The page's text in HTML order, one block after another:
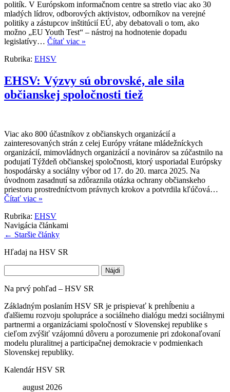
politík. V Európskom informačnom centre sa stretlo viac ako 30
mladých lídrov, odborových aktivistov, odborníkov na verejné
politiky a zástupcov inštitúcií EÚ, aby debatovali o tom, ako
možno „EU Youth Test“ – nástroj na hodnotenie dopadu
legislatívy… Čítať viac »
Rubrika: EHSV
EHSV: Výzvy sú obrovské, ale sila
občianskej spoločnosti tiež
Viac ako 800 účastníkov z občianskych organizácií a
zainteresovaných strán z celej Európy vrátane mládežníckych
organizácií, mimovládnych organizácií a novinárov sa zúčastnilo na
podujatí Týždeň občianskej spoločnosti, ktorý usporiadal Európsky
hospodársky a sociálny výbor od 17. do 20. marca 2025. Na
úvodnom zasadnutí sa zdôraznila otázka ochrany občianskeho
priestoru prostredníctvom právnych krokov a potvrdila kľúčová…
Čítať viac »
Rubrika: EHSV
Navigácia článkami
← Staršie články
Hľadaj na HSV SR
Na prvý pohľad – HSV SR
Základným poslaním HSV SR je prispievať k prehĺbeniu a
ďalšiemu rozvoju spolupráce a sociálneho dialógu medzi sociálnymi
partnermi a organizáciami spoločností v Slovenskej republike s
cieľom zvýšiť vzájomnú dôveru a porozumenie pri zdokonaľovaní
modelu pluralitnej a participačnej demokracie v podmienkach
Slovenskej republiky.
Kalendár HSV SR
august 2026